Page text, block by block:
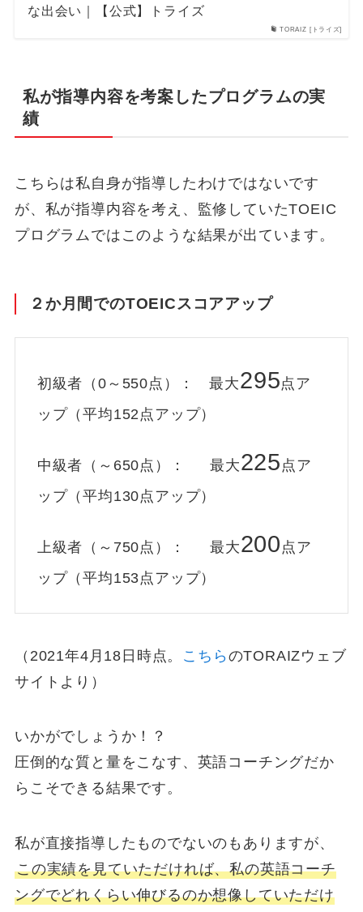
TORAIZ [トライズ]
な出会い｜【公式】トライズ
私が指導内容を考案したプログラムの実
績
こちらは私自身が指導したわけではないです
が、私が指導内容を考え、監修していたTOEIC
プログラムではこのような結果が出ています。
２か月間でのTOEICスコアアップ
初級者（0～550点）： 最大295点ア
ップ（平均152点アップ）
中級者（～650点）： 最大225 点ア
ップ（平均130点アップ）
上級者（～750点）： 最大200 点ア
ップ（平均153点アップ）
（2021年4月18日時点。 こちら のTORAIZウェブ
サイトより）
いかがでしょうか！？
圧倒的な質と量をこなす、英語コーチングだか
らこそできる結果です。
私が直接指導したものでないのもありますが、
この実績を見ていただければ、私の英語コーチ
ングでどれくらい伸びるのか想像していただけ